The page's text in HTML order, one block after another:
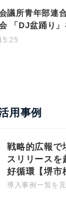
議所青年部連
「DJ盆踊り
用事例
戦略的広報で
スリリースを
好循環【堺市
導入事例一覧を